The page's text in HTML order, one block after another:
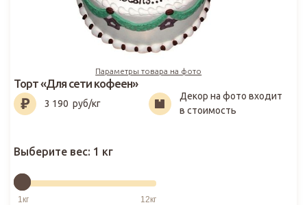
Параметры товара на фото
3 190₽
Торт «Для сети кофеен»
3 190 руб/кг
Декор на фото входит
в стоимость
Выберите вес: 1 кг